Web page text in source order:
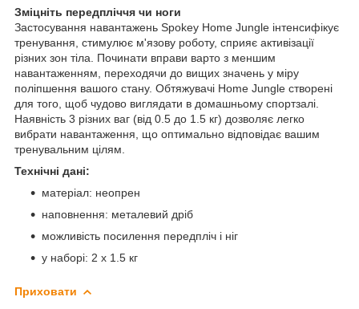
Зміцніть передпліччя чи ноги
Застосування навантажень Spokey Home Jungle інтенсифікує
тренування, стимулює м'язову роботу, сприяє активізації
різних зон тіла. Починати вправи варто з меншим
навантаженням, переходячи до вищих значень у міру
поліпшення вашого стану. Обтяжувачі Home Jungle створені
для того, щоб чудово виглядати в домашньому спортзалі.
Наявність 3 різних ваг (від 0.5 до 1.5 кг) дозволяє легко
вибрати навантаження, що оптимально відповідає вашим
тренувальним цілям.
Технічні дані:
матеріал: неопрен
наповнення: металевий дріб
можливість посилення передпліч і ніг
у наборі: 2 x 1.5 кг
Приховати